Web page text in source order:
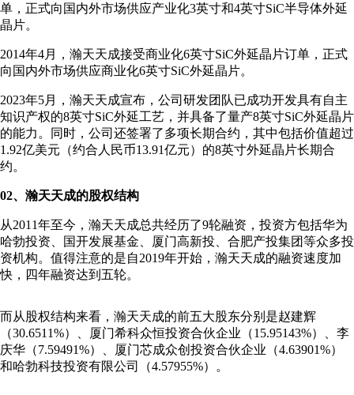
单，正式向国内外市场供应产业化3英寸和4英寸SiC半导体外延
晶片。
2014年4月，瀚天天成接受商业化6英寸SiC外延晶片订单，正式
向国内外市场供应商业化6英寸SiC外延晶片。
2023年5月，瀚天天成宣布，公司研发团队已成功开发具有自主
知识产权的8英寸SiC外延工艺，并具备了量产8英寸SiC外延晶片
的能力。同时，公司还签署了多项长期合约，其中包括价值超过
1.92亿美元（约合人民币13.91亿元）的8英寸外延晶片长期合
约。
02、瀚天天成的股权结构
从2011年至今，瀚天天成总共经历了9轮融资，投资方包括华为
哈勃投资、国开发展基金、厦门高新投、合肥产投集团等众多投
资机构。值得注意的是自2019年开始，瀚天天成的融资速度加
快，四年融资达到五轮。
而从股权结构来看，瀚天天成的前五大股东分别是赵建辉
（30.6511%）、厦门希科众恒投资合伙企业（15.95143%）、李
庆华（7.59491%）、厦门芯成众创投资合伙企业（4.63901%）
和哈勃科技投资有限公司（4.57955%）。